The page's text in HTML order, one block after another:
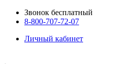
Звонок бесплатный
8-800-707-72-07
Личный кабинет